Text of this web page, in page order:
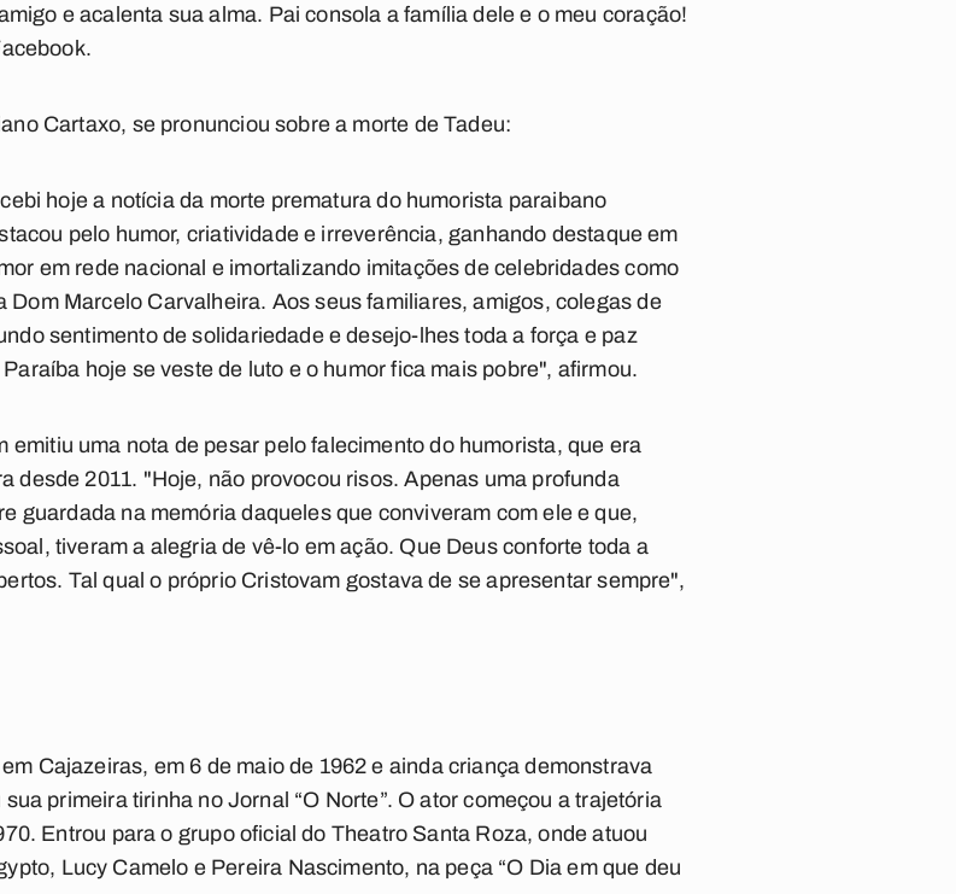
e acalenta sua alma. Pai consola a família dele e o meu coração!
Cartaxo, se pronunciou sobre a morte de Tadeu:
hoje a notícia da morte prematura do humorista paraibano
pelo humor, criatividade e irreverência, ganhando destaque em
em rede nacional e imortalizando imitações de celebridades como
Dom Marcelo Carvalheira. Aos seus familiares, amigos, colegas de
sentimento de solidariedade e desejo-lhes toda a força e paz
hoje se veste de luto e o humor fica mais pobre", afirmou.
emitiu uma nota de pesar pelo falecimento do humorista, que era
desde 2011. "Hoje, não provocou risos. Apenas uma profunda
guardada na memória daqueles que conviveram com ele e que,
tiveram a alegria de vê-lo em ação. Que Deus conforte toda a
Tal qual o próprio Cristovam gostava de se apresentar sempre",
Cajazeiras, em 6 de maio de 1962 e ainda criança demonstrava
primeira tirinha no Jornal “O Norte”. O ator começou a trajetória
Entrou para o grupo oficial do Theatro Santa Roza, onde atuou
Lucy Camelo e Pereira Nascimento, na peça “O Dia em que deu